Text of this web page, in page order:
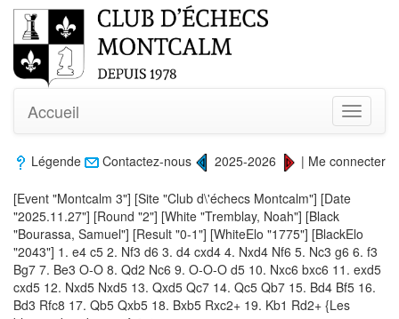
Toggle
Accueil
Légende Contactez-nous 2025-2026 | Me connecter
[Event "Montcalm 3"] [Site "Club d\'échecs Montcalm"] [Date
"2025.11.27"] [Round "2"] [White "Tremblay, Noah"] [Black
"Bourassa, Samuel"] [Result "0-1"] [WhiteElo "1775"] [BlackElo
"2043"] 1. e4 c5 2. Nf3 d6 3. d4 cxd4 4. Nxd4 Nf6 5. Nc3 g6 6. f3
Bg7 7. Be3 O-O 8. Qd2 Nc6 9. O-O-O d5 10. Nxc6 bxc6 11. exd5
cxd5 12. Nxd5 Nxd5 13. Qxd5 Qc7 14. Qc5 Qb7 15. Bd4 Bf5 16.
Bd3 Rfc8 17. Qb5 Qxb5 18. Bxb5 Rxc2+ 19. Kb1 Rd2+ {Les